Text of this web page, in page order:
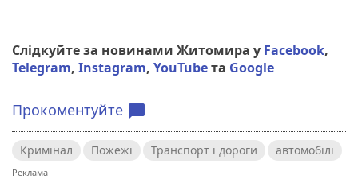
Слідкуйте за новинами Житомира у Facebook,
Telegram, Instagram, YouTubeта Google
Прокоментуйте chat_bubble
Кримінал Пожежі Транспорт і дороги автомобілі